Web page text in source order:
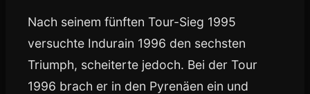
Nach seinem fünften Tour-Sieg 1995
versuchte Indurain 1996 den sechsten
Triumph, scheiterte jedoch. Bei der Tour
1996 brach er in den Pyrenäen ein und